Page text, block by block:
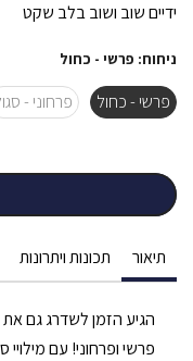
ידיים שוב ושוב בלב שקט
ניחוח: פרשי - כחול
פרשי - כחול פרחוני -
תיאור תכונות ויתרונות
הגיע הזמן לשדרג גם את
פרשי ופרחוני! עם מילויי